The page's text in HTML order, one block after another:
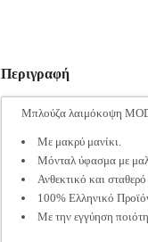
Περιγραφή
Μπλούζα λαιμόκοψη
Με μακρύ μανίκι.
Μόνταλ ύφασμα με
Ανθεκτικό και σταθερό
100% Ελληνικό
Με την εγγύηση